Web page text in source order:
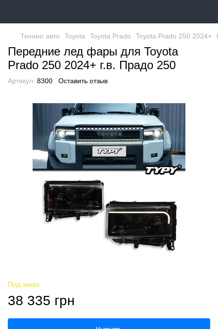
Тюнинг авто Toyota Toyota Prado Toyota Prado 250 2024+
Передние лед фары для Toyota
Prado 250 2024+ г.в. Прадо 250
Артикул: 8300 Оставить отзыв
Под заказ
38 335 грн